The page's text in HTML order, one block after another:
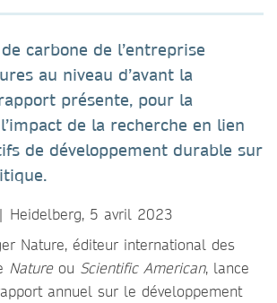
carbone de l’entreprise
au niveau d’avant la
présente, pour la
de la recherche en lien
de développement durable sur
Heidelberg, 5 avril 2023
Nature, éditeur international des
Nature ou Scientific American, lance
annuel sur le développement